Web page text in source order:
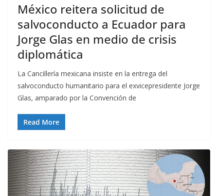
México reitera solicitud de
salvoconducto a Ecuador para
Jorge Glas en medio de crisis
diplomática
La Cancillería mexicana insiste en la entrega del
salvoconducto humanitario para el exvicepresidente Jorge
Glas, amparado por la Convención de
Read More